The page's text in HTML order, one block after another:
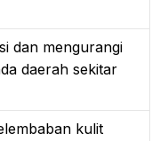
dan mengurangi
daerah sekitar
kulit